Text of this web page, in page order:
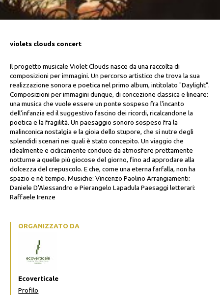
violets clouds concert
Il progetto musicale Violet Clouds nasce da una raccolta di
composizioni per immagini. Un percorso artistico che trova la sua
realizzazione sonora e poetica nel primo album, intitolato "Daylight".
Composizioni per immagini dunque, di concezione classica e lineare:
una musica che vuole essere un ponte sospeso fra l'incanto
dell'infanzia ed il suggestivo fascino dei ricordi, ricalcandone la
poetica e la fragilità. Un paesaggio sonoro sospeso fra la
malinconica nostalgia e la gioia dello stupore, che si nutre degli
splendidi scenari nei quali è stato concepito. Un viaggio che
idealmente e ciclicamente conduce da atmosfere prettamente
notturne a quelle più giocose del giorno, fino ad approdare alla
dolcezza del crepuscolo. E che, come una eterna farfalla, non ha
spazio e né tempo. Musiche: Vincenzo Paolino Arrangiamenti:
Daniele D'Alessandro e Pierangelo Lapadula Paesaggi letterari:
Raffaele Irenze
ORGANIZZATO DA
Ecoverticale
Profilo